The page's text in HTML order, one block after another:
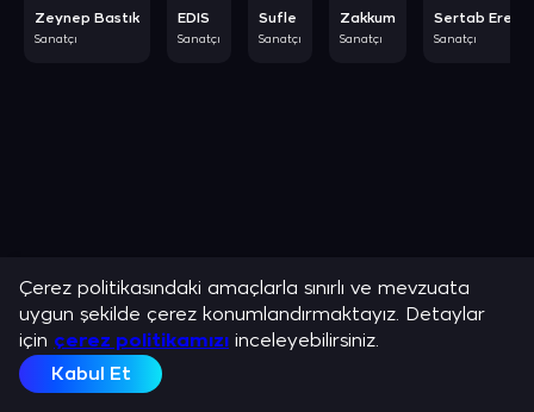
Zeynep Bastık
Sanatçı
EDIS
Sanatçı
Sufle
Sanatçı
Zakkum
Sanatçı
Sertab
Sanatçı
Çerez politikasındaki amaçlarla sınırlı ve mevzuata
uygun şekilde çerez konumlandırmaktayız. Detaylar
için çerez politikamızı inceleyebilirsiniz.
Kabul Et